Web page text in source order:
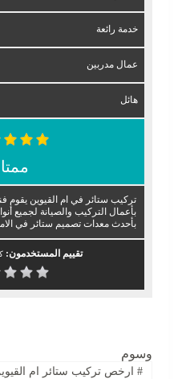
خدمة رائعة
عمال مدربين
هائل
تركيب ستائر في ام القيوين يقوم
بأعمال التركيب والصيانة لجميع
بأحدث معدات تصميم ستائر في
تقييم المستخدمون:
وسوم
#ارخص تركيب ستائر ام